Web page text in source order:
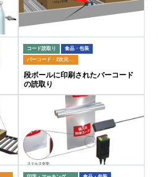
コード読取り
食品・包装
バーコード・2次元コードリーダ
段ボールに印刷されたバーコード
の読取り